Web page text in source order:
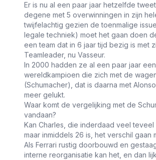
Er is nu al een paar jaar hetzelfde
degene met 5 overwinningen in zijn
twijfelachtig gezien de toenmalige
legale techniek) moet het gaan doen
een team dat in 6 jaar tijd bezig is met
Teamleader, nu Vasseur.
In 2000 hadden ze al een paar jaar
wereldkampioen die zich met de
(Schumacher), dat is daarna met
meer gelukt.
Waar komt de vergelijking met de
vandaan?
Kan Charles, die inderdaad veel teveel
maar inmiddels 26 is, het verschil gaan
Als Ferrari rustig doorbouwd en
interne reorganisatie kan het, en dan